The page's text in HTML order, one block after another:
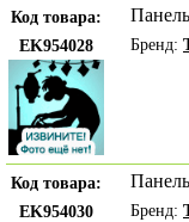
Код товара:
EK954028
Бренд:
Код товара:
EK954030
Бренд: